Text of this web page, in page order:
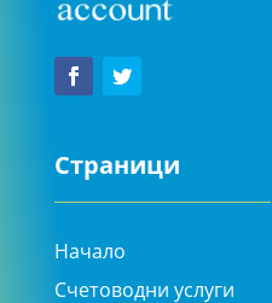
Страници
Начало
Счетоводни услуги